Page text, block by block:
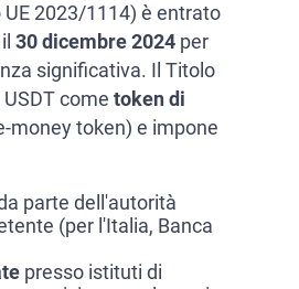
2023/1114) è entrato
30 dicembre 2024 per
significativa. Il Titolo
come token di
money token) e impone
parte dell'autorità
(per l'Italia, Banca
presso istituti di